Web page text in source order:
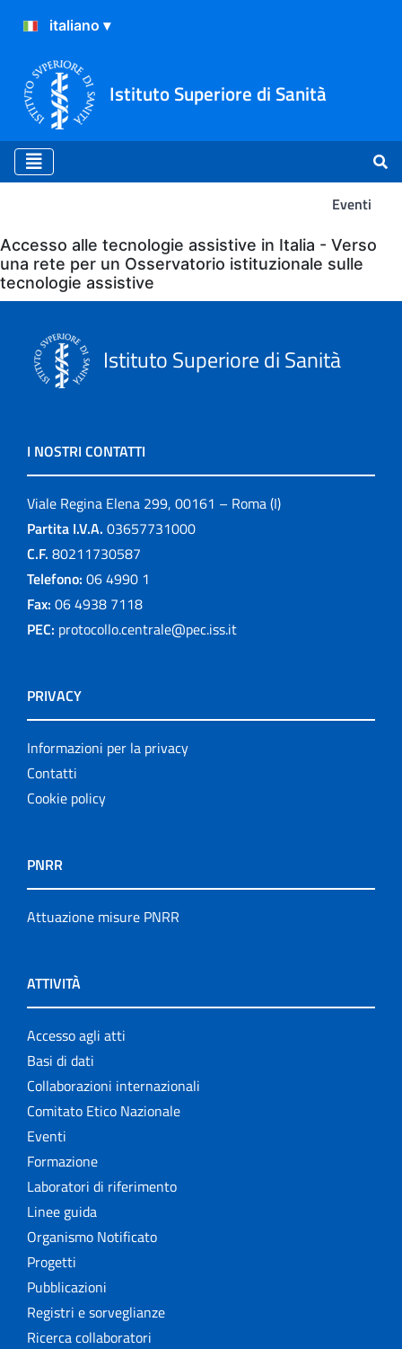
Istituto Superiore di Sanità
Eventi
Eventi
Accesso alle tecnologie assistive in Italia - Verso
una rete per un Osservatorio istituzionale sulle
tecnologie assistive
Istituto Superiore di Sanità
I NOSTRI CONTATTI
Viale Regina Elena 299, 00161 – Roma (I)
Partita I.V.A. 03657731000
C.F. 80211730587
Telefono: 06 4990 1
Fax: 06 4938 7118
PEC: protocollo.centrale@pec.iss.it
PRIVACY
Informazioni per la privacy
Contatti
Cookie policy
PNRR
Attuazione misure PNRR
ATTIVITÀ
Accesso agli atti
Basi di dati
Collaborazioni internazionali
Comitato Etico Nazionale
Eventi
Formazione
Laboratori di riferimento
Linee guida
Organismo Notificato
Progetti
Pubblicazioni
Registri e sorveglianze
Ricerca collaboratori